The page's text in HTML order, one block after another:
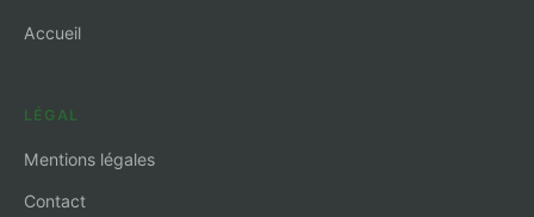
Accueil
LÉGAL
Mentions légales
Contact